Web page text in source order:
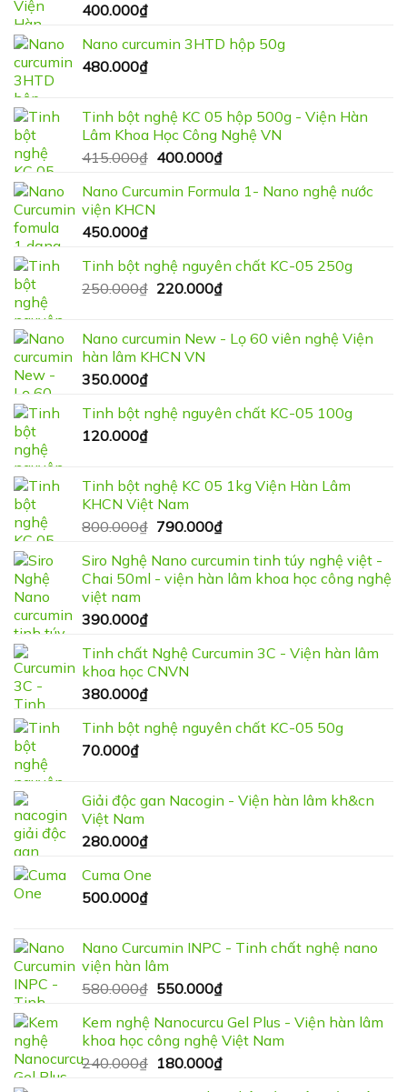
400.000₫
Nano curcumin 3HTD hộp 50g
480.000₫
Tinh bột nghệ KC 05 hộp 500g - Viện Hàn
Lâm Khoa Học Công Nghệ VN
415.000₫ Giá
là:
400.000₫Giá
tại
Nano Curcumin Formula 1- Nano nghệ nước
viện KHCN
450.000₫
Tinh bột nghệ nguyên chất KC-05 250g
250.000₫ Giá
250.000₫.
220.000₫Giá
là:
Nano curcumin New - Lọ 60 viên nghệ Viện
hàn lâm KHCN VN
350.000₫
Tinh bột nghệ nguyên chất KC-05 100g
120.000₫
Tinh bột nghệ KC 05 1kg Viện Hàn Lâm
KHCN Việt Nam
800.000₫ Giá
là:
800.000₫.
790.000₫Giá
tại
là:
Siro Nghệ Nano curcumin tinh túy nghệ việt -
Chai 50ml - viện hàn lâm khoa học công nghệ
việt nam
390.000₫
Tinh chất Nghệ Curcumin 3C - Viện hàn lâm
khoa học CNVN
380.000₫
Tinh bột nghệ nguyên chất KC-05 50g
70.000₫
Giải độc gan Nacogin - Viện hàn lâm kh&cn
Việt Nam
280.000₫
Cuma One
500.000₫
Nano Curcumin INPC - Tinh chất nghệ nano
viện hàn lâm
580.000₫ Giá
là:
580.000₫.
550.000₫Giá
tại
là:
550.000₫.
Kem nghệ Nanocurcu Gel Plus - Viện hàn lâm
khoa học công nghệ Việt Nam
240.000₫ Giá
180.000₫Giá